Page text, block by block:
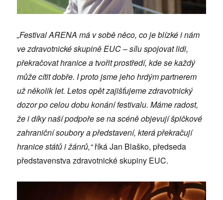
„Festival ARENA má v sobě něco, co je blízké i nám
ve zdravotnické skupině EUC – sílu spojovat lidi,
překračovat hranice a tvořit prostředí, kde se každý
může cítit dobře. I proto jsme jeho hrdým partnerem
už několik let. Letos opět zajišťujeme zdravotnický
dozor po celou dobu konání festivalu. Máme radost,
že i díky naší podpoře se na scéně objevují špičkové
zahraniční soubory a představení, která překračují
hranice států i žánrů,“říká Jan Blaško, předseda
představenstva zdravotnické skupiny EUC.